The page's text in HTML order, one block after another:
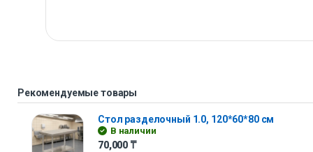
Рекомендуемые товары
Стол разделочный 1.0, 120*60*80 см
В наличии
70,000 ₸